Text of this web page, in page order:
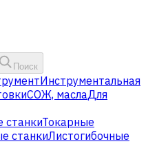
Поиск
Инструментальная
СОЖ, маслаДля
станкиТокарные
станкиЛистогибочные